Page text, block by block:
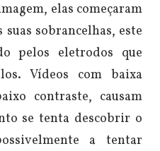
elas começaram
sobrancelhas, este
pelos eletrodos que
Vídeos com baixa
contraste, causam
se tenta descobrir o
a tentar